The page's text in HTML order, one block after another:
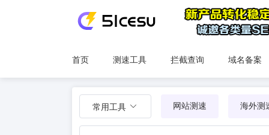
首页 测速工具 拦截查询 域名备案
常用工具 网站测速 海外测